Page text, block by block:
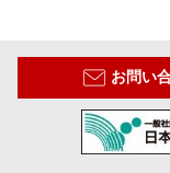
お問い